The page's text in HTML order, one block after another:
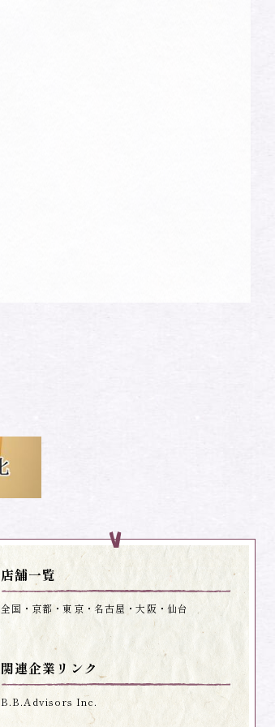
店舗一覧
全国 京都 東京 名古屋 大阪 仙台
関連企業リンク
B.B.Advisors Inc.